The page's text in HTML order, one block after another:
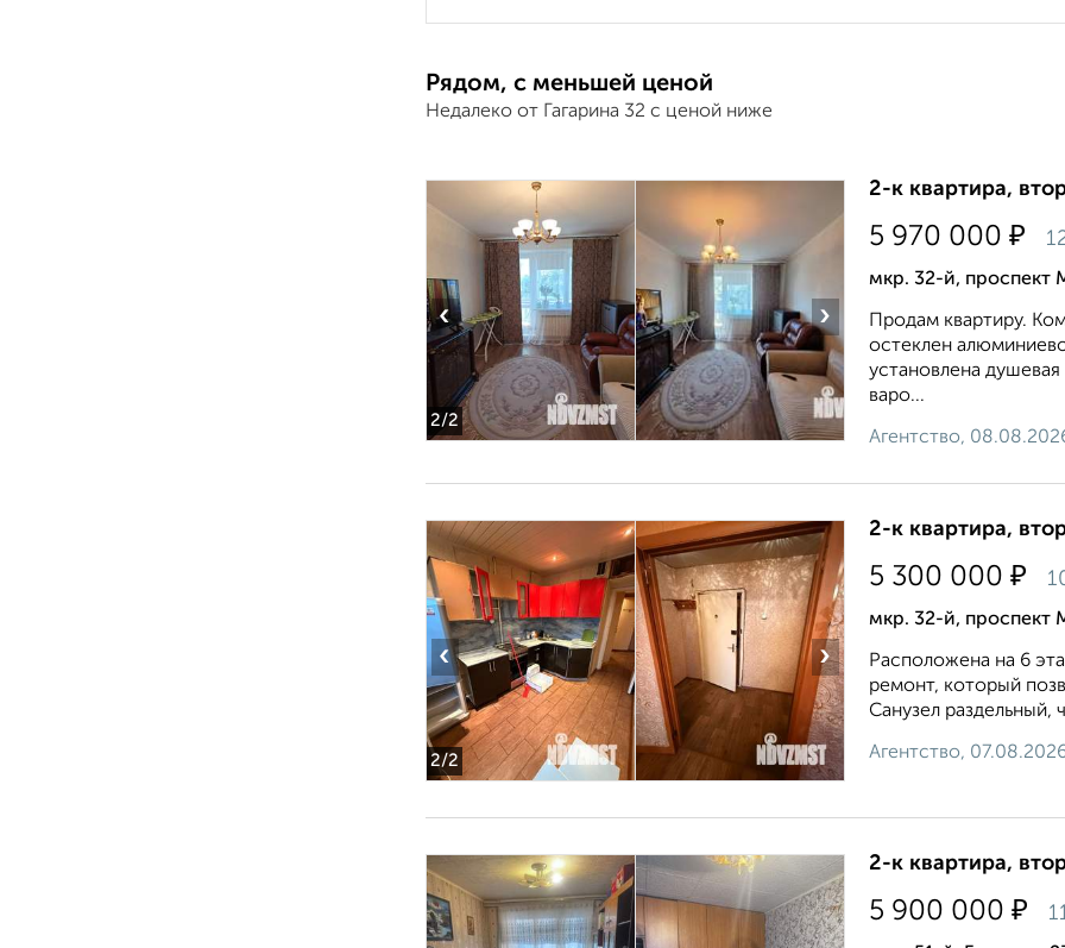
Рядом, с меньшей ценой
Недалеко от Гагарина 32 с ценой ниже
2/2
‹ ›
2-к квартира,
5 970 000 ₽
мкр. 32-й, проспект
Продам квартиру.
остеклен
установлена
варо...
Агентство,
2/2
‹ ›
2-к квартира,
5 300 000 ₽
мкр. 32-й, проспект
Расположена на 6
ремонт, который
Санузел раздельный,
Агентство,
2-к квартира,
5 900 000 ₽